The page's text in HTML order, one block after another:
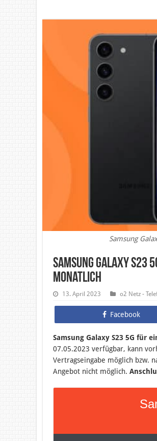
Samsung
Samsung Galaxy S23
monatlich
13. April 2023 o2 Netz -
Facebook
Samsung Galaxy S23 5G für
07.05.2023 verfügbar, kann
Vertragseingabe möglich bzw.
Angebot nicht möglich.